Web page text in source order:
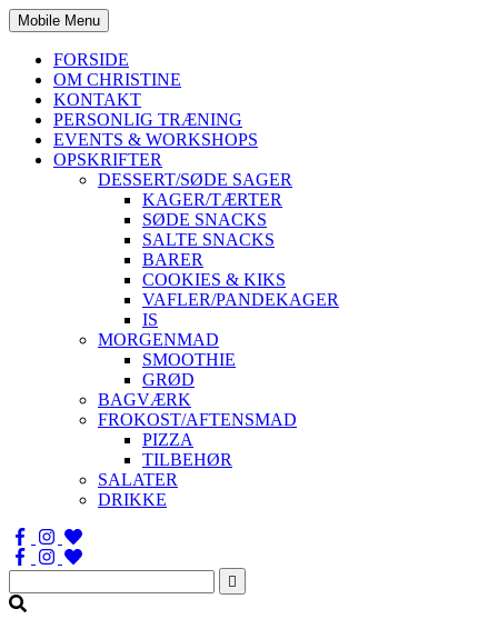
Mobile Menu
FORSIDE
OM CHRISTINE
KONTAKT
PERSONLIG TRÆNING
EVENTS & WORKSHOPS
OPSKRIFTER
DESSERT/SØDE SAGER
KAGER/TÆRTER
SØDE SNACKS
SALTE SNACKS
BARER
COOKIES & KIKS
VAFLER/PANDEKAGER
IS
MORGENMAD
SMOOTHIE
GRØD
BAGVÆRK
FROKOST/AFTENSMAD
PIZZA
TILBEHØR
SALATER
DRIKKE
Søg
efter: